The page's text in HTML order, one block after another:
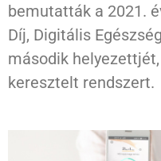
bemutatták a 2021.
Díj, Digitális
második
keresztelt rendszert.